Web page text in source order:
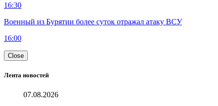
16:30
Военный из Бурятии более суток отражал атаку ВСУ
16:00
Close
Лента новостей
07.08.2026